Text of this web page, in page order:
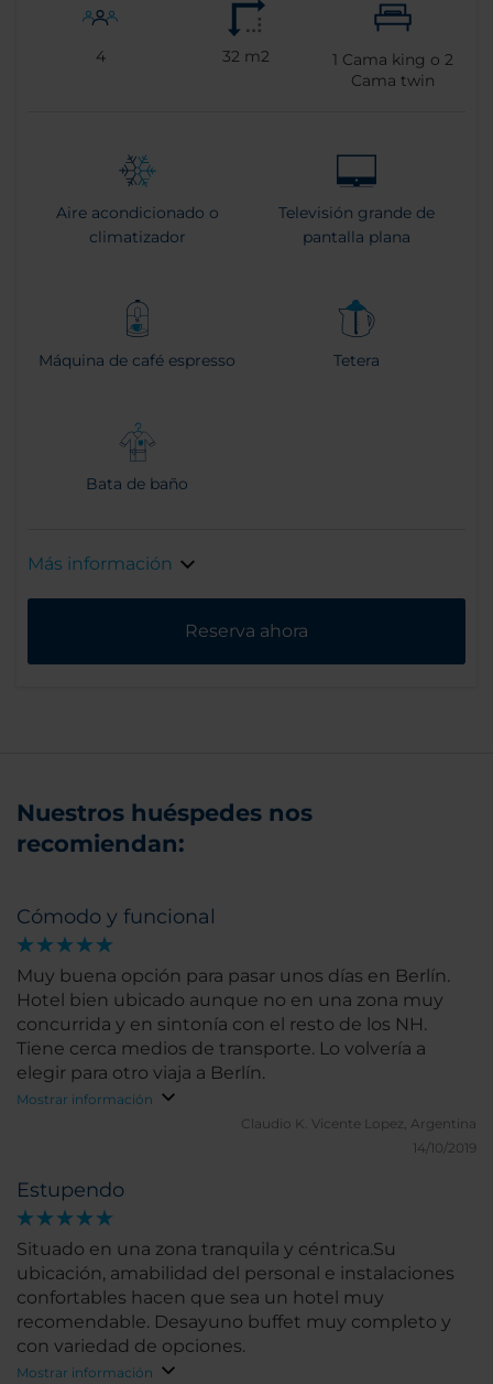
4 32 m2 1 Cama king o 2
Cama twin
Aire acondicionado o
climatizador
Televisión grande de
pantalla plana
Máquina de café espresso Tetera
Bata de baño
Más información
Reserva ahora
Nuestros huéspedes nos
recomiendan:
Cómodo y funcional
Muy buena opción para pasar unos días en Berlín.
Hotel bien ubicado aunque no en una zona muy
concurrida y en sintonía con el resto de los NH.
Tiene cerca medios de transporte. Lo volvería a
elegir para otro viaja a Berlín.
Mostrar información
Claudio K. Vicente Lopez, Argentina
14/10/2019
Estupendo
Situado en una zona tranquila y céntrica.Su
ubicación, amabilidad del personal e instalaciones
confortables hacen que sea un hotel muy
recomendable. Desayuno buffet muy completo y
con variedad de opciones.
Mostrar información